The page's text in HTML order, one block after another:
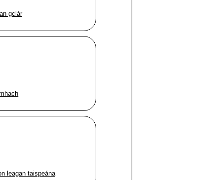
gclár
leagan taispeána